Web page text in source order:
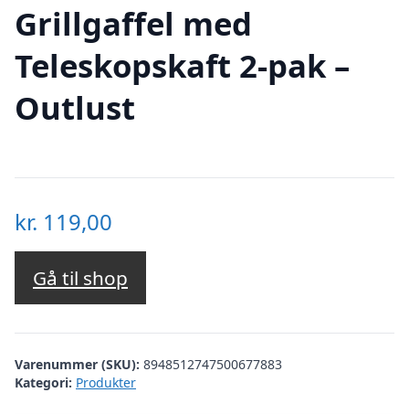
Grillgaffel med
Teleskopskaft 2-pak –
Outlust
kr. 119,00
Gå til shop
Varenummer (SKU): 8948512747500677883
Kategori: Produkter